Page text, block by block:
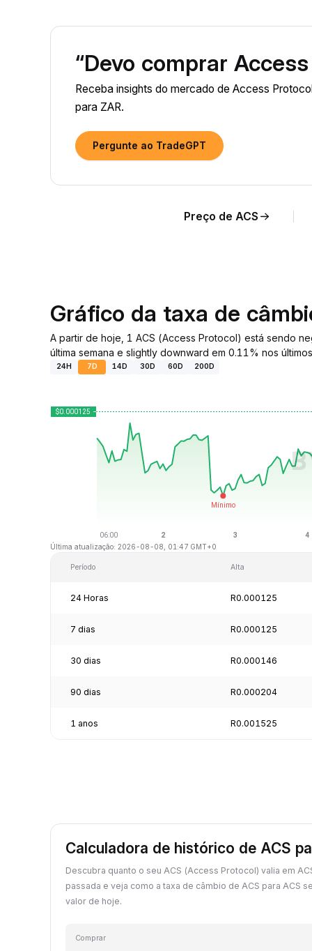
“Devo comprar
Receba insights do mercado de Access
para ZAR.
Pergunte ao TradeGPT
Preço de ACS
Gráfico da taxa de
A partir de hoje, 1 ACS (Access Protocol) está sendo
última semana e slightly downward em 0.11% nos
24H 7D 14D 30D 60D 200D
Última atualização: 2026-08-08, 01:47 GMT+0
Período Alta
24 Horas R0.000125
7 dias R0.000125
30 dias R0.000146
90 dias R0.000204
1 anos R0.001525
Calculadora de histórico de ACS
Descubra quanto o seu ACS (Access Protocol) valia em
passada e veja como a taxa de câmbio de ACS para ACS
valor de hoje.
Comprar